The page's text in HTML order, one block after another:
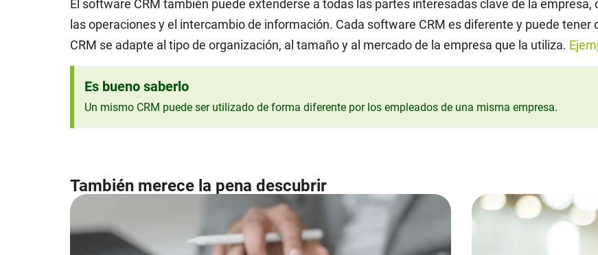
El software CRM también puede extenderse a todas las partes interesadas clave de la
las operaciones y el intercambio de información. Cada software CRM es diferente y puede
CRM se adapte al tipo de organización, al tamaño y al mercado de la empresa que la utiliza.
Es bueno saberlo
Un mismo CRM puede ser utilizado de forma diferente por los empleados de una misma empresa.
También merece la pena descubrir